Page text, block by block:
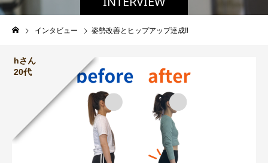
インタビュー 姿勢改善とヒップアップ達成‼︎
hさん
20代